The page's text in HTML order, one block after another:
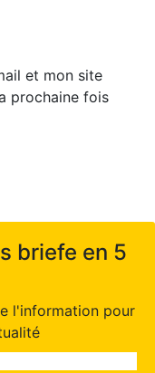
et mon site
prochaine fois
briefe en 5
l'information pour